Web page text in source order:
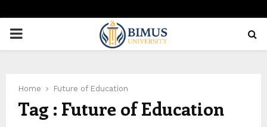
PRIMARY
Home Future of Education
Tag : Future of Education